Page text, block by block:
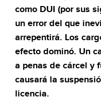
como DUI (por sus
un error del que
arrepentirá. Los
efecto dominó. Un
a penas de cárcel y
causará la
licencia.